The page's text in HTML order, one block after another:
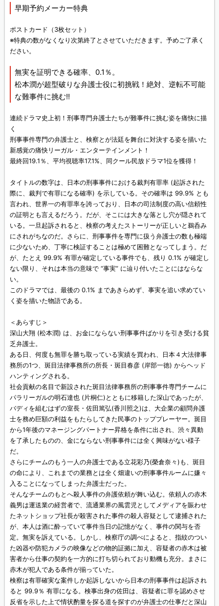
早期予約メーカー特典
ポストカード（3枚セット）
※特典の数がなくなり次第終了とさせていただきます。予めご了承く
ださい。
無実を証明できる確率、0.1％。
松本潤が超型破りな弁護士役に初挑戦！絶対、逆転不可能
な難事件に挑む!!
連続ドラマ史上初！刑事専門弁護士たちが難事件に挑む姿を痛快に描
く
刑事事件専門の弁護士と、検察とが法廷を舞台に対決する姿を描いた
新感覚の痛快リーガル・エンターテインメント！
最終回19.1％、平均視聴率17.1%、同クール民放ドラマ1位を獲得！
タイトルの数字は、日本の刑事事件における裁判有罪率 (起訴された
際に、裁判で有罪になる確率) を示している。その確率は 99.9% とも
言われ、世界一の有罪率を誇っており、日本の司法制度の高い信頼性
の証明とも言えるだろう。だが、そこには大きな落とし穴が隠されて
いる。一旦起訴されると、検察の考えたストーリーが正しいと鵜呑み
にされがちなのだ。さらに、刑事事件を専門に扱う弁護士の数も極端
に少ないため、丁寧に検証することは極めて困難となってしまう。だ
が、たとえ 99.9% 有罪が確定している事件でも、残り 0.1% が確定し
ない限り、それは本当の意味で “事実” に辿り付いたことにはならな
い。
このドラマでは、最後の 0.1% まであきらめず、事実を追い求めてい
く姿を描いた物語である。
＜あらすじ＞
深山大翔 (松本潤) は、お金にならない刑事事件ばかりを引き受ける貧
乏弁護士。
ある日、何度も無罪を勝ち取っている実績を買われ、日本４大法律事
務所の1つ、斑目法律事務所の所長・斑目春彦 (岸部一徳) からヘッド
ハンティングされる。
社会貢献の名目で新設された斑目法律事務所の刑事事件専門チームに
パラリーガルの明石達也 (片桐仁)とともに移籍した深山であったが、
バディを組むはずの室長・佐田篤弘(香川照之)は、大企業の顧問弁護
士を務め巨額の利益をもたらしてきた民事のトッププレーヤー。斑目
から1年後のマネージングパートナー昇格を条件に出され、渋々異動
を了承したものの、金にならない刑事事件には全く興味がない様子
だ。
さらにチームのもう一人の弁護士である立花彩乃(榮倉奈々)も、斑目
の命により、これまでの業務とは全く畑違いの刑事事件ルームに嫌々
入ることになってしまった弁護士だった。
そんなチームのもとへ殺人事件の弁護依頼が舞い込む。依頼人の赤木
義男は運送業の経営者で、流通業界の風雲児としてメディアを賑わせ
たネットショップ社長が殺害された事件の殺人容疑として逮捕された
が、本人は酒に酔っていて事件当日の記憶がなく、事件の関与を否
定。無実を訴えている。しかし、検察庁の調べによると、指紋のつい
た凶器や防犯カメラの映像などの物的証拠に加え、容疑者の赤木は被
害者から仕事の契約を一方的に打ち切られており動機も充分。まさに
赤木が犯人である条件が揃っていた。
検察は有罪確実な案件しか起訴しないから日本の刑事事件は起訴され
ると 99.9％ 有罪になる。検事出身の佐田は、容疑者に罪を認めさせ
反省を示した上で情状酌量を探る道を探すのが弁護士の仕事だと深山